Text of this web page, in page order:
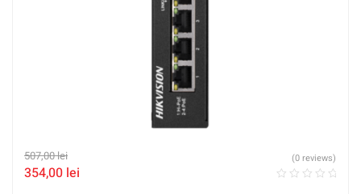
507,00lei
354,00 lei
(0 reviews)